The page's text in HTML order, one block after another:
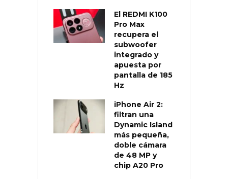
El REDMI K100
Pro Max
recupera el
subwoofer
integrado y
apuesta por
pantalla de 185
Hz
iPhone Air 2:
filtran una
Dynamic Island
más pequeña,
doble cámara
de 48 MP y
chip A20 Pro